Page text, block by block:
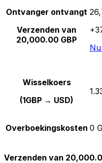
Ontvanger ontvangt
Verzenden van
20,000.00 GBP
Wisselkoers
(1GBP → USD)
Overboekingskosten 0
Verzenden van